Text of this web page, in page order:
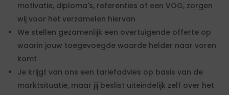
motivatie, diploma's, referenties of een VOG, zorgen
wij voor het verzamelen hiervan
We stellen gezamenlijk een overtuigende offerte op
waarin jouw toegevoegde waarde helder naar voren
komt
Je krijgt van ons een tariefadvies op basis van de
marktsituatie, maar jij beslist uiteindelijk zelf over het